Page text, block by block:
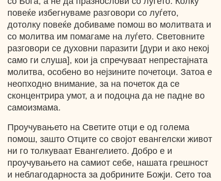
повеќе избегнуваме разговори со луѓето,
дотолку повеќе добиваме помош во молитвата и
со молитва им помагаме на луѓето. Световните
разговори се духовни паразити [дури и ако некој
само ги слуша], кои ја спречуваат непрестајната
молитва, особено во нејзините почетоци. Затоа е
неопходно внимание, за на почеток да се
сконцентрира умот, а и подоцна да не падне во
самоизмама.
Проучувањето на Светите отци е од голема
помош, зашто Отците со својот евангелски живот
ни го толкуваат Евангелието. Добро е и
проучувањето на самиот себе, нашата грешност
и неблагодарноста за добрините Божји. Сето тоа